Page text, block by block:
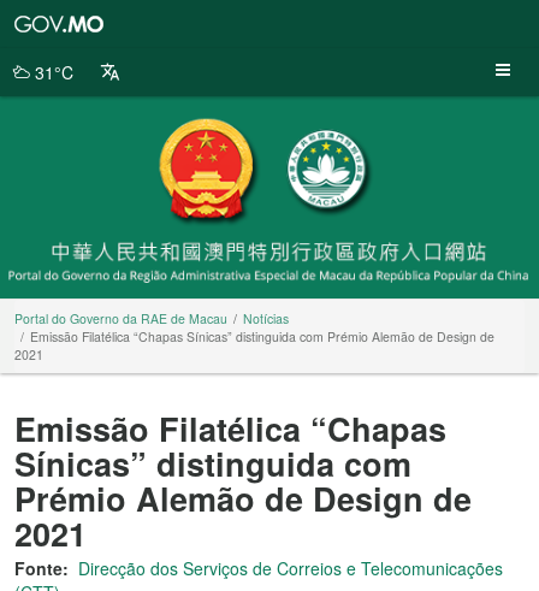
da
31°C
Portal do Governo da RAE de Macau
Notícias
Emissão Filatélica “Chapas Sínicas” distinguida com Prémio Alemão de Design de
2021
Emissão Filatélica “Chapas
Sínicas” distinguida com
Prémio Alemão de Design de
2021
Fonte: Direcção dos Serviços de Correios e Telecomunicações